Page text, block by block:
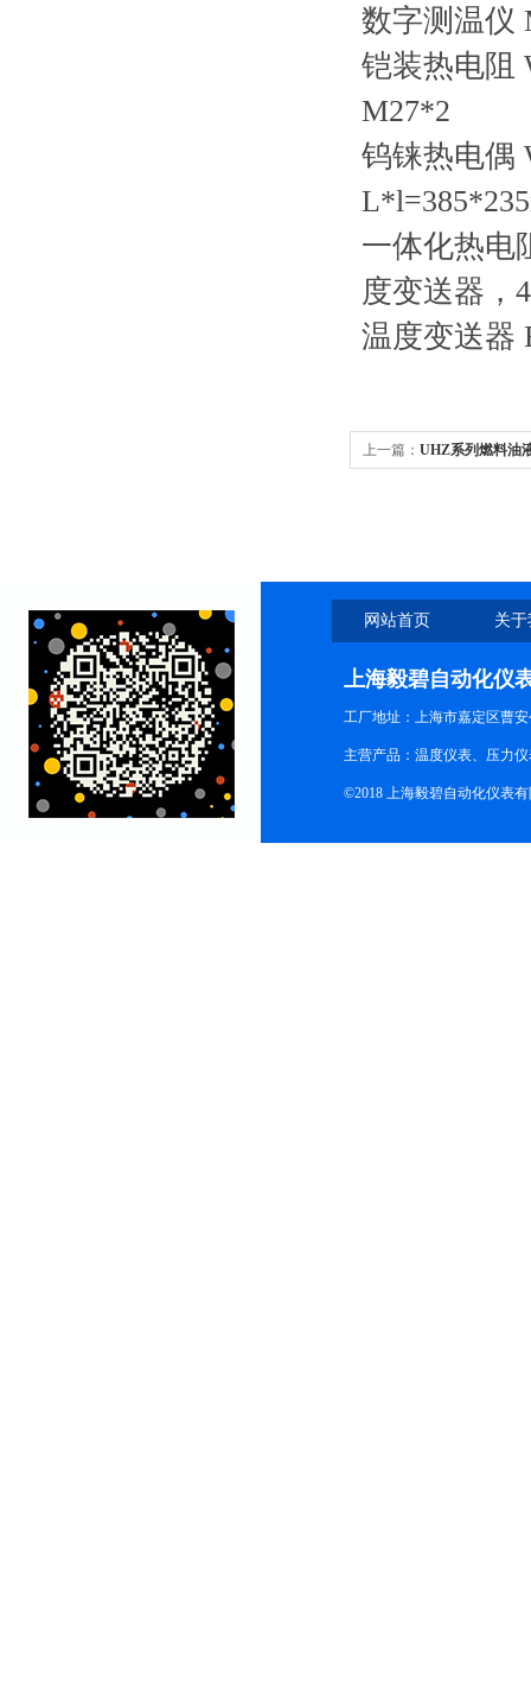
数字测温仪
铠装热电阻
M27*2
钨铼热电偶
一体化热电
度变送器，
温度变送器
上一篇： UHZ系列燃料油
网站首页 关
上海毅碧自动化仪
工厂地址：上海市嘉定区曹安
主营产品：温度仪表、压力
©2018 上海毅碧自动化仪表